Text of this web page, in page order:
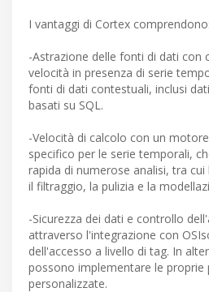
I vantaggi di Cortex comprendono:
-Astrazione delle fonti di dati con
velocità in presenza di serie
fonti di dati contestuali, inclusi
basati su SQL.
-Velocità di calcolo con un
specifico per le serie temporali,
rapida di numerose analisi, tra
il filtraggio, la pulizia e la
-Sicurezza dei dati e controllo
attraverso l'integrazione con
dell'accesso a livello di tag. In
possono implementare le proprie
personalizzate.